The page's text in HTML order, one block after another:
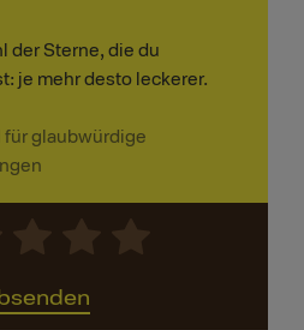
der Sterne, die du
je mehr desto leckerer.
für glaubwürdige